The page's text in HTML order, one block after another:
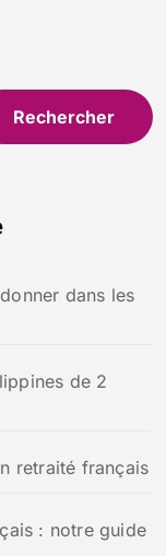
dans les
de 2
retraité français
: notre guide